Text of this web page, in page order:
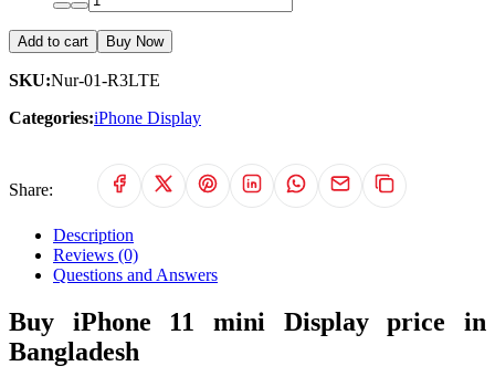
Add to cart Buy Now
SKU:Nur-01-R3LTE
Categories:iPhone Display
Share:
Description
Reviews (0)
Questions and Answers
Buy iPhone 11 mini Display price in
Bangladesh